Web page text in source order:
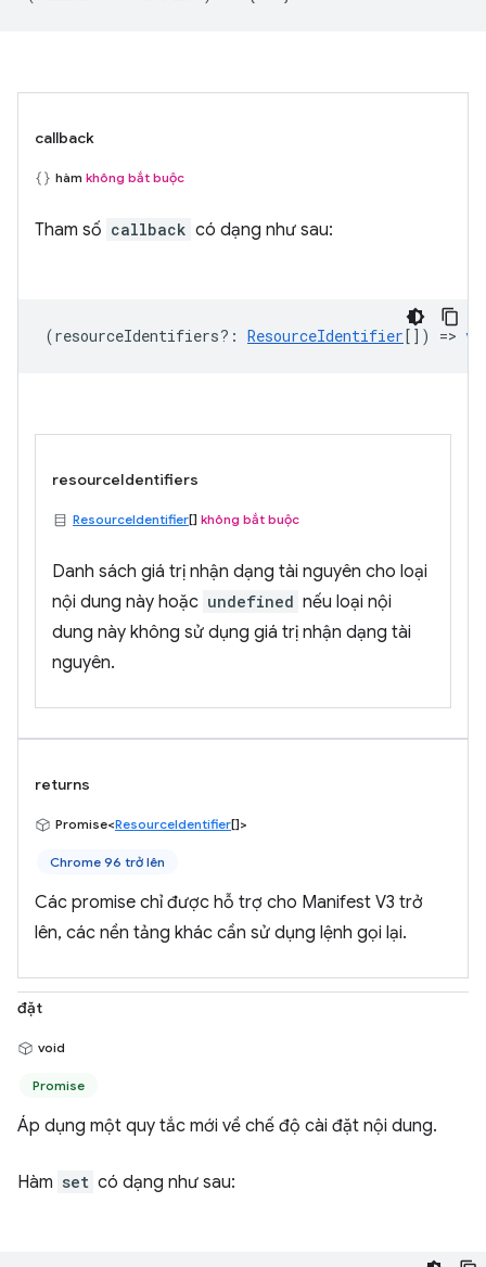
callback
hàm không bắt buộc
Tham số callback có dạng như sau:
(resourceIdentifiers? : ResourceIdentifier[]) =>
resourceIdentifiers
ResourceIdentifier[] không bắt buộc
Danh sách giá trị nhận dạng tài nguyên cho loại
nội dung này hoặc undefined nếu loại nội
dung này không sử dụng giá trị nhận dạng tài
nguyên.
returns
Promise<ResourceIdentifier[]>
Chrome 96 trở lên
Các promise chỉ được hỗ trợ cho Manifest V3 trở
lên, các nền tảng khác cần sử dụng lệnh gọi lại.
đặt
void
Promise
Áp dụng một quy tắc mới về chế độ cài đặt nội dung.
Hàm set có dạng như sau: